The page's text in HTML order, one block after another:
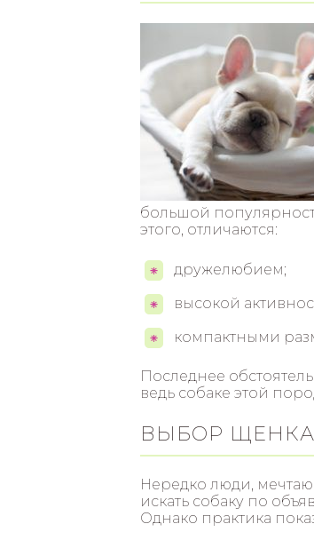
большой
этого, отличаются:
дружелюбием;
высокой
компактными
Последнее
ведь собаке этой
ВЫБОР ЩЕНКА
Нередко люди,
искать собаку по
Однако практика